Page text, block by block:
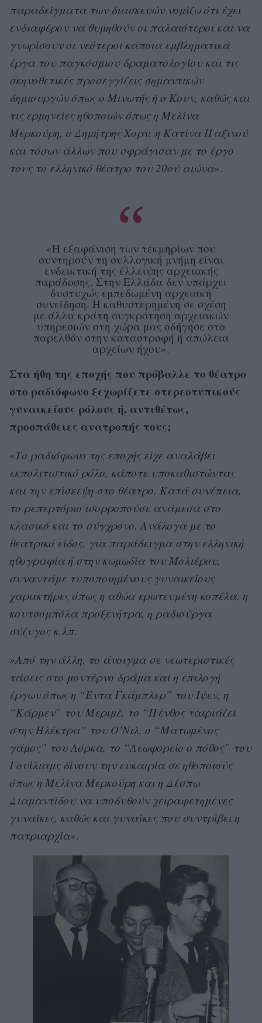
παραδείγματα των διασκευών νομίζω ότι έχει
ενδιαφέρον να θυμηθούν οι παλαιότεροι και να
γνωρίσουν οι νεότεροι κάποια εμβληματικά
έργα του παγκόσμιου δραματολογίου και τις
σκηνοθετικές προσεγγίζεις σημαντικών
δημιουργών όπως ο Μινωτής ή ο Κουν, καθώς και
τις ερμηνείες ηθοποιών όπως η Μελίνα
Μερκούρη, ο Δημήτρης Χορν, η Κατίνα Παξινού
και τόσων άλλων που σφράγισαν με το έργο
τους το ελληνικό θέατρο του 20ού αιώνα».
«Η εξαφάνιση των τεκμηρίων που
συντηρούν τη συλλογική μνήμη είναι
ενδεικτική της έλλειψης αρχειακής
παράδοσης. Στην Ελλάδα δεν υπάρχει
δυστυχώς εμπεδωμένη αρχειακή
συνείδηση. Η καθυστερημένη σε σχέση
με άλλα κράτη συγκρότηση αρχειακών
υπηρεσιών στη χώρα μας οδήγησε στο
παρελθόν στην καταστροφή ή απώλεια
αρχείων ήχου».
Στα ήθη της εποχής που πρόβαλλε το θέατρο
στο ραδιόφωνο ξεχωρίζετε στερεοτυπικούς
γυναικείους ρόλους ή, αντιθέτως,
προσπάθειες ανατροπής τους;
«Το ραδιόφωνο της εποχής είχε αναλάβει
εκπολιτιστικό ρόλο, κάποτε υποκαθιστώντας
και την επίσκεψη στο θέατρο. Κατά συνέπεια,
το ρεπερτόριο ισορροπούσε ανάμεσα στο
κλασικό και το σύγχρονο. Ανάλογα με το
θεατρικό είδος, για παράδειγμα στην ελληνική
ηθογραφία ή στην κωμωδία του Μολιέρου,
συναντάμε τυποποιημένους γυναικείους
χαρακτήρες όπως η αθώα ερωτευμένη κοπέλα, η
κουτσομπόλα προξενήτρα, η ραδιούργα
σύζυγος κ.λπ.
»Από την άλλη, το άνοιγμα σε νεωτεριστικές
τάσεις στο μοντέρνο δράμα και η επιλογή
έργων όπως η “Έντα Γκάμπλερ” του Ίψεν, η
“Κάρμεν” του Μεριμέ, το “Πένθος ταιριάζει
στην Ηλέκτρα” του Ο’Νιλ, ο “Ματωμένος
γάμος” του Λόρκα, το “Λεωφορείο ο πόθος” του
Γουίλιαμς δίνουν την ευκαιρία σε ηθοποιούς
όπως η Μελίνα Μερκούρη και η Δέσπω
Διαμαντίδου να υποδυθούν χειραφετημένες
γυναίκες, καθώς και γυναίκες που συντρίβει η
πατριαρχία».